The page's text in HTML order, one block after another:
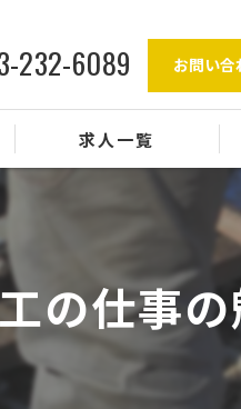
232-6089 お問い合
求人一覧
の仕事